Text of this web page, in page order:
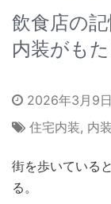
飲食店の
内装がも
2026年3月9日
住宅内装, 内装
街を歩いている
る。